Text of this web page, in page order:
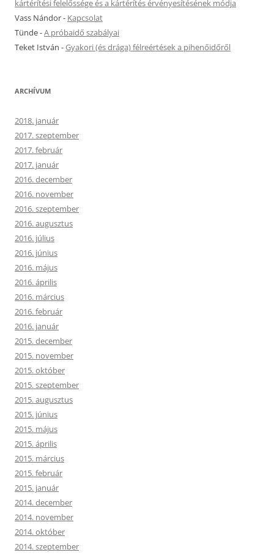
kártérítési felelőssége és a kártérítés érvényesítésének módja
Vass Nándor- Kapcsolat
Tünde-A próbaidő szabályai
Teket István -Gyakori (és drága) félreértések a pihenőidőről
ARCHÍVUM
2018. január
2017. szeptember
2017. február
2017. január
2016. december
2016. november
2016. szeptember
2016. augusztus
2016. július
2016. június
2016. május
2016. április
2016. március
2016. február
2016. január
2015. december
2015. november
2015. október
2015. szeptember
2015. augusztus
2015. június
2015. május
2015. április
2015. március
2015. február
2015. január
2014. december
2014. november
2014. október
2014. szeptember